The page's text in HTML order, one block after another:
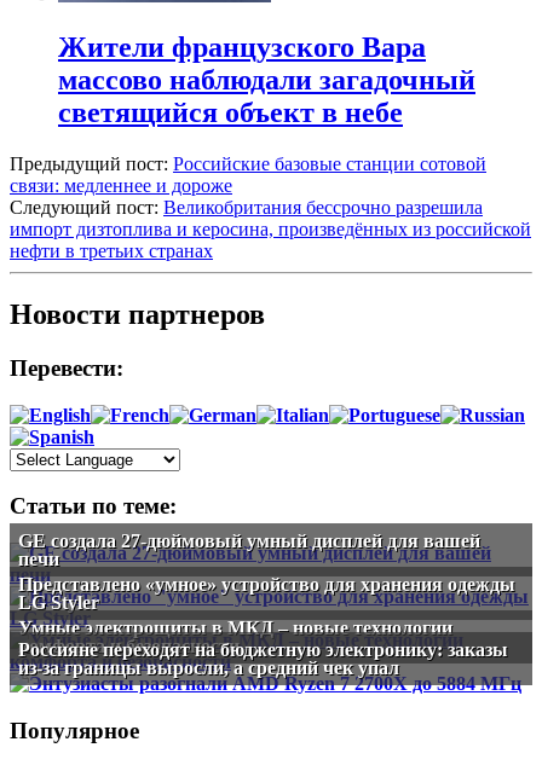
Жители французского Вара
массово наблюдали загадочный
светящийся объект в небе
Предыдущий пост: Российские базовые станции сотовой
связи: медленнее и дороже
Следующий пост: Великобритания бессрочно разрешила
импорт дизтоплива и керосина, произведённых из российской
нефти в третьих странах
Новости партнеров
Перевести:
Статьи по теме:
GE создала 27-дюймовый умный дисплей для вашей
печи
Представлено «умное» устройство для хранения одежды
LG Styler
Умные электрощиты в МКД – новые технологии
комфорта и безопасности
Россияне переходят на бюджетную электронику: заказы
из-за границы выросли, а средний чек упал
Популярное